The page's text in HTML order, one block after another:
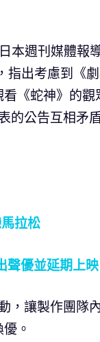
本週刊媒體報
出考慮到《
《蛇神》的
的公告互相矛
拉松
聲優並延期上映
，讓製作團隊
。